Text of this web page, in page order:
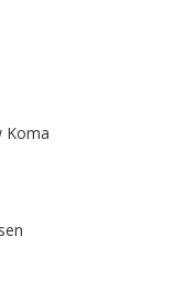
Koma